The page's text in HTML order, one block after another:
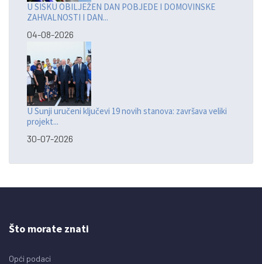
U SISKU OBILJEŽEN DAN POBJEDE I DOMOVINSKE
ZAHVALNOSTI I DAN...
04-08-2026
U Sunji uručeni ključevi 19 novih stanova: završava veliki
projekt...
30-07-2026
Što morate znati
Opći podaci